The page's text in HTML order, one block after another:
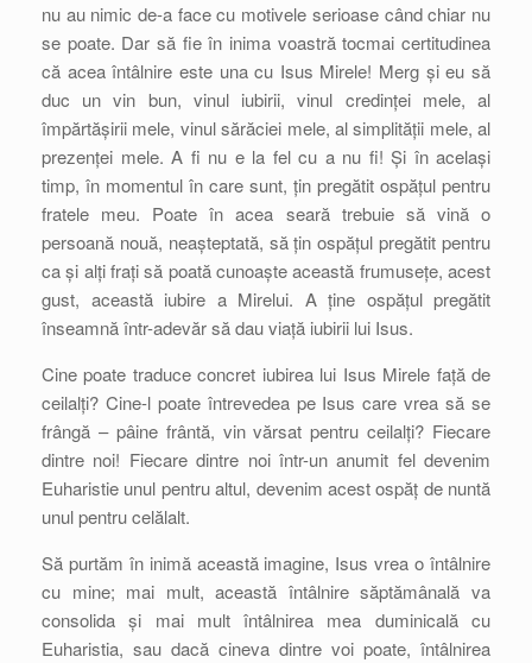
nu au nimic de-a face cu motivele serioase când chiar nu
se poate. Dar să fie în inima voastră tocmai certitudinea
că acea întâlnire este una cu Isus Mirele! Merg și eu să
duc un vin bun, vinul iubirii, vinul credinței mele, al
împărtășirii mele, vinul sărăciei mele, al simplității mele, al
prezenței mele. A fi nu e la fel cu a nu fi! Și în același
timp, în momentul în care sunt, țin pregătit ospățul pentru
fratele meu. Poate în acea seară trebuie să vină o
persoană nouă, neașteptată, să țin ospățul pregătit pentru
ca și alți frați să poată cunoaște această frumusețe, acest
gust, această iubire a Mirelui. A ține ospățul pregătit
înseamnă într-adevăr să dau viață iubirii lui Isus.
Cine poate traduce concret iubirea lui Isus Mirele față de
ceilalți? Cine-l poate întrevedea pe Isus care vrea să se
frângă – pâine frântă, vin vărsat pentru ceilalți? Fiecare
dintre noi! Fiecare dintre noi într-un anumit fel devenim
Euharistie unul pentru altul, devenim acest ospăț de nuntă
unul pentru celălalt.
Să purtăm în inimă această imagine, Isus vrea o întâlnire
cu mine; mai mult, această întâlnire săptămânală va
consolida și mai mult întâlnirea mea duminicală cu
Euharistia, sau dacă cineva dintre voi poate, întâlnirea